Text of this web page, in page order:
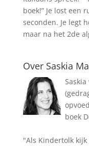
boek!” Je lost een
seconden. Je legt
maar na het 2de
Over Saskia
boek
"Als Kindertolk